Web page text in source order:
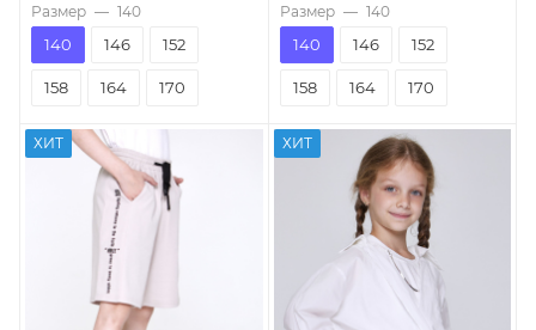
Размер — 140
140 146 152
158 164 170
Размер — 140
140 146 152
158 164 170
ХИТ ХИТ